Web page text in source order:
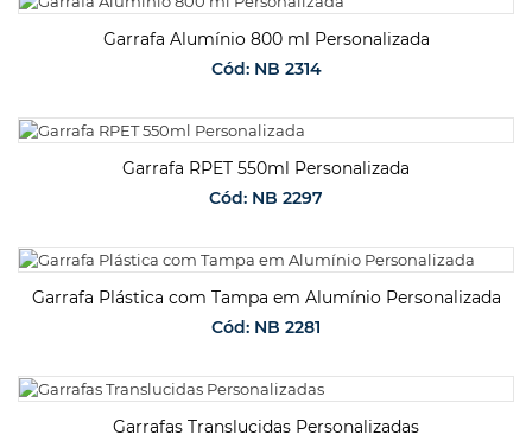
SOLICITAR ORÇAMENTO
Garrafa Alumínio 800 ml Personalizada
Cód: NB 2314
SOLICITAR ORÇAMENTO
Garrafa RPET 550ml Personalizada
Cód: NB 2297
SOLICITAR ORÇAMENTO
Garrafa Plástica com Tampa em Alumínio Personalizada
Cód: NB 2281
SOLICITAR ORÇAMENTO
Garrafas Translucidas Personalizadas